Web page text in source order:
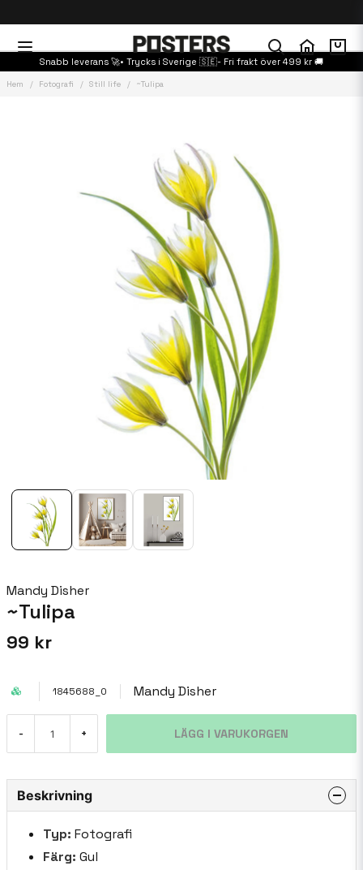
Snabb leverans 🚀• Trycks i Sverige 🇸🇪- Fri frakt över 499 kr 🚚
Hem Fotografi Still life ~Tulipa
Mandy Disher
~Tulipa
99 kr
1845688_0 Mandy Disher
- + LÄGG I VARUKORGEN
Beskrivning
Typ: Fotografi
Färg: Gul